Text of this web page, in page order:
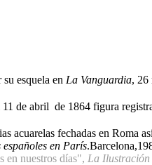
su esquela en La Vanguardia, 26
de abril de 1864 figura
acuarelas fechadas en
españoles en París
en nuestros días", La